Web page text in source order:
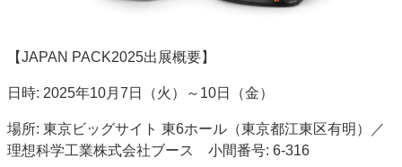
【JAPAN PACK2025出展概要】
日時: 2025年10月7日（火）～10日（金）
場所: 東京ビッグサイト 東6ホール（東京都江東区有明）／
理想科学工業株式会社ブース 小間番号: 6-316